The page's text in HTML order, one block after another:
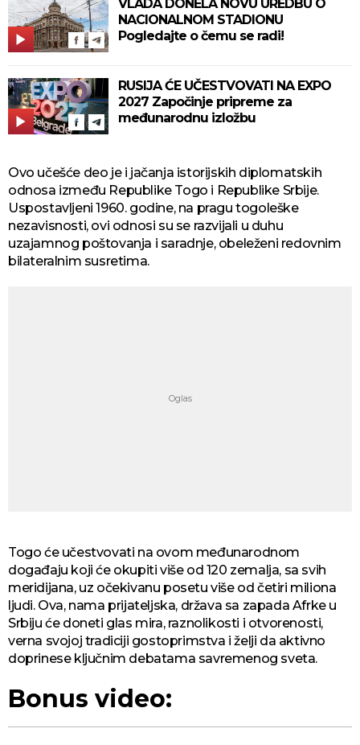
VLADA DONELA NOVU UREDBU O
NACIONALNOM STADIONU
Pogledajte o čemu se radi!
RUSIJA ĆE UČESTVOVATI NA EXPO
2027 Započinje pripreme za
međunarodnu izložbu
Ovo učešće deo je i jačanja istorijskih diplomatskih
odnosa između Republike Togo i Republike Srbije.
Uspostavljeni 1960. godine, na pragu togoleške
nezavisnosti, ovi odnosi su se razvijali u duhu
uzajamnog poštovanja i saradnje, obeleženi redovnim
bilateralnim susretima.
Togo će učestvovati na ovom međunarodnom
događaju koji će okupiti više od 120 zemalja, sa svih
meridijana, uz očekivanu posetu više od četiri miliona
ljudi. Ova, nama prijateljska, država sa zapada Afrke u
Srbiju će doneti glas mira, raznolikosti i otvorenosti,
verna svojoj tradiciji gostoprimstva i želji da aktivno
doprinese ključnim debatama savremenog sveta.
Bonus video: